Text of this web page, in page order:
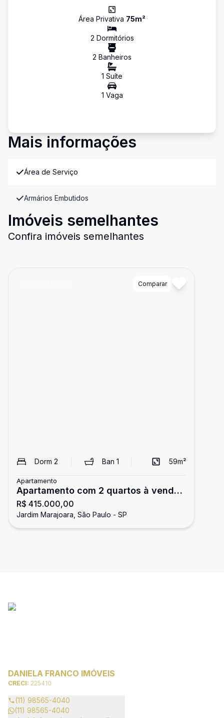
Área Privativa 75m²
2 Dormitórios
2 Banheiros
1 Suíte
1 Vaga
Mais informações
Área de Serviço
Armários Embutidos
Imóveis semelhantes
Confira imóveis semelhantes
Comparar
Dorm 2 Ban 1 59m²
Apartamento
Apartamento com 2 quartos à venda
no Jardim Marajoara!!
R$ 415.000,00
Jardim Marajoara, São Paulo - SP
DANIELA FRANCO IMÓVEIS
CRECI: 225410
(11) 98565-4040
(11) 98565-4040